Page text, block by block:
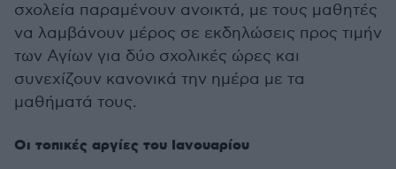
σχολεία παραμένουν ανοικτά, με τους μαθητές
να λαμβάνουν μέρος σε εκδηλώσεις προς τιμήν
των Αγίων για δύο σχολικές ώρες και
συνεχίζουν κανονικά την ημέρα με τα
μαθήματά τους.
Οι τοπικές αργίες του Ιανουαρίου